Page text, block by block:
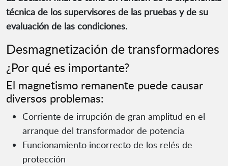
técnica de los supervisores de las pruebas y de su
evaluación de las condiciones.
Desmagnetización de transformadores
¿Por qué es importante?
El magnetismo remanente puede causar
diversos problemas:
Corriente de irrupción de gran amplitud en el
arranque del transformador de potencia
Funcionamiento incorrecto de los relés de
protección